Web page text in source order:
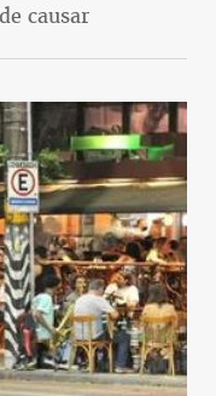
causar